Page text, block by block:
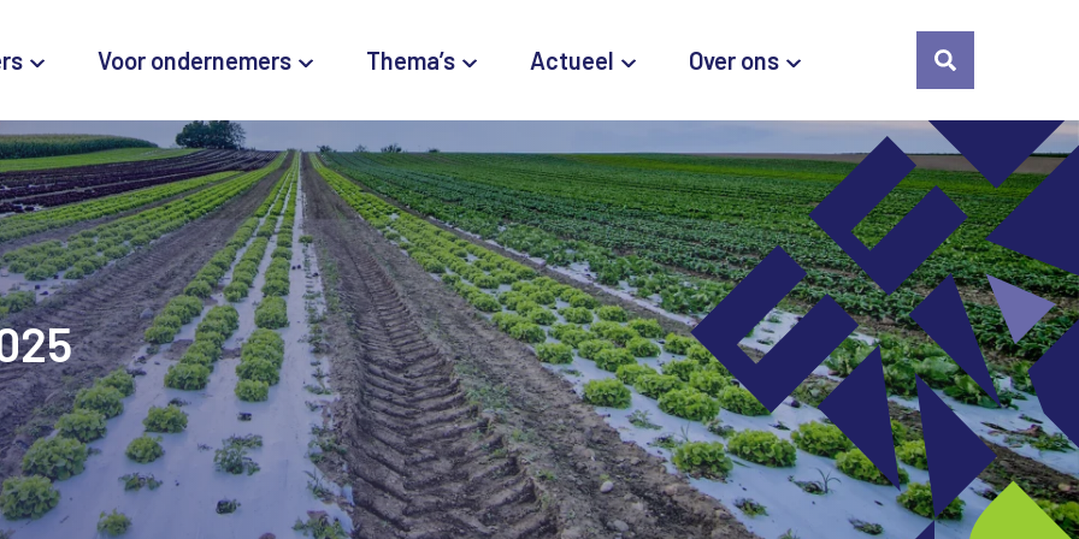
Voor ondernemers Thema’s Actueel Over ons